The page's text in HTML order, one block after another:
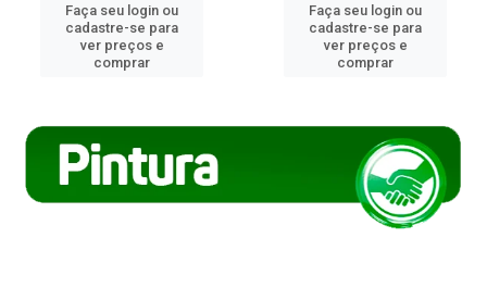
Faça seu login ou
cadastre-se para
ver preços e
comprar
Faça seu login ou
cadastre-se para
ver preços e
comprar